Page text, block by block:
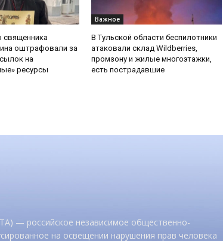
священника
оштрафовали за
на
ресурсы
Важное
В Тульской области беспилотники
атаковали склад Wildberries,
промзону и жилые многоэтажки,
есть пострадавшие
— российское независимое общественно-
на освещении нарушения прав человека